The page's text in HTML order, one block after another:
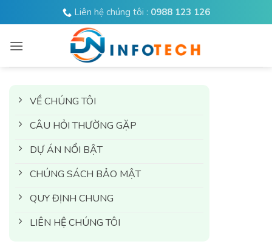
qua
dung
Liên hệ chúng tôi : 0988 123 126
VỀ CHÚNG TÔI
CÂU HỎI THƯỜNG GẶP
DỰ ÁN NỔI BẬT
CHÚNG SÁCH BẢO MẬT
QUY ĐỊNH CHUNG
LIÊN HỆ CHÚNG TÔI